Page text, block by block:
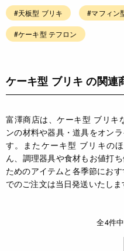
#天板型 ブリキ #マフィン
#ケーキ型 テフロン
ケーキ型 ブリキ の関連
富澤商店は、ケーキ型 ブリキ
ンの材料や器具・道具をオン
す。またケーキ型 ブリキの
ん、調理器具や食材もお値打
ためのアイテムと各季節にお
でのご注文は当日発送いたしま
全4件